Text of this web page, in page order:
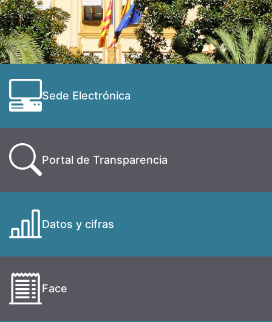
Sede Electrónica
Portal de Transparencia
Datos y cifras
Face